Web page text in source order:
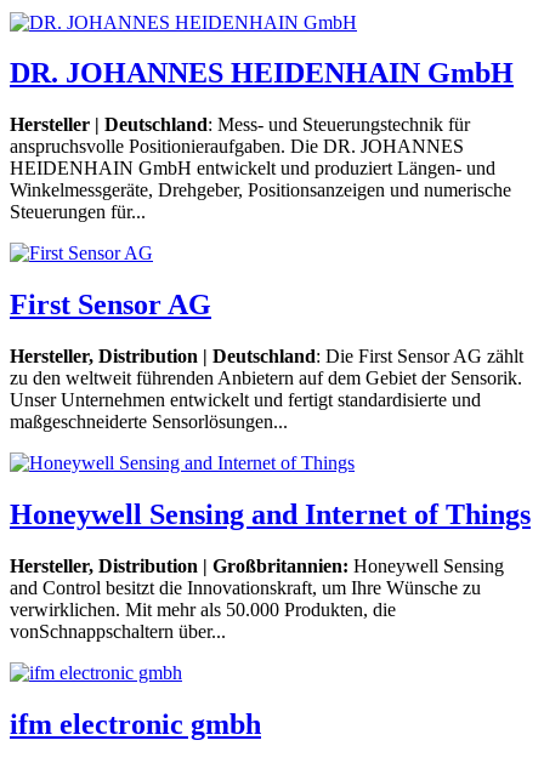
DR. JOHANNES HEIDENHAIN GmbH
Hersteller | Deutschland: Mess- und Steuerungstechnik für
anspruchsvolle Positionieraufgaben. Die DR. JOHANNES
HEIDENHAIN GmbH entwickelt und produziert Längen- und
Winkelmessgeräte, Drehgeber, Positionsanzeigen und numerische
Steuerungen für...
First Sensor AG
Hersteller, Distribution | Deutschland: Die First Sensor AG zählt
zu den weltweit führenden Anbietern auf dem Gebiet der Sensorik.
Unser Unternehmen entwickelt und fertigt standardisierte und
maßgeschneiderte Sensorlösungen...
Honeywell Sensing and Internet of Things
Hersteller, Distribution | Großbritannien: Honeywell Sensing
and Control besitzt die Innovationskraft, um Ihre Wünsche zu
verwirklichen. Mit mehr als 50.000 Produkten, die
vonSchnappschaltern über...
ifm electronic gmbh